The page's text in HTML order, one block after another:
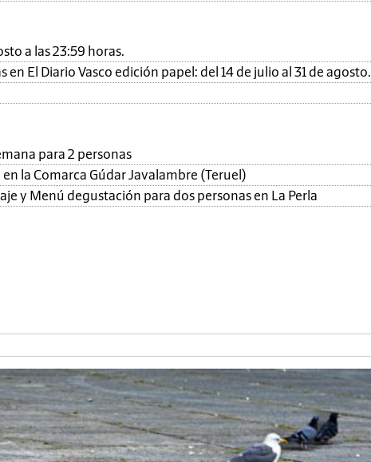
a las 23:59 horas.
El Diario Vasco edición papel: del 14 de julio al 31 de agosto.
para 2 personas
la Comarca Gúdar Javalambre (Teruel)
y Menú degustación para dos personas en La Perla